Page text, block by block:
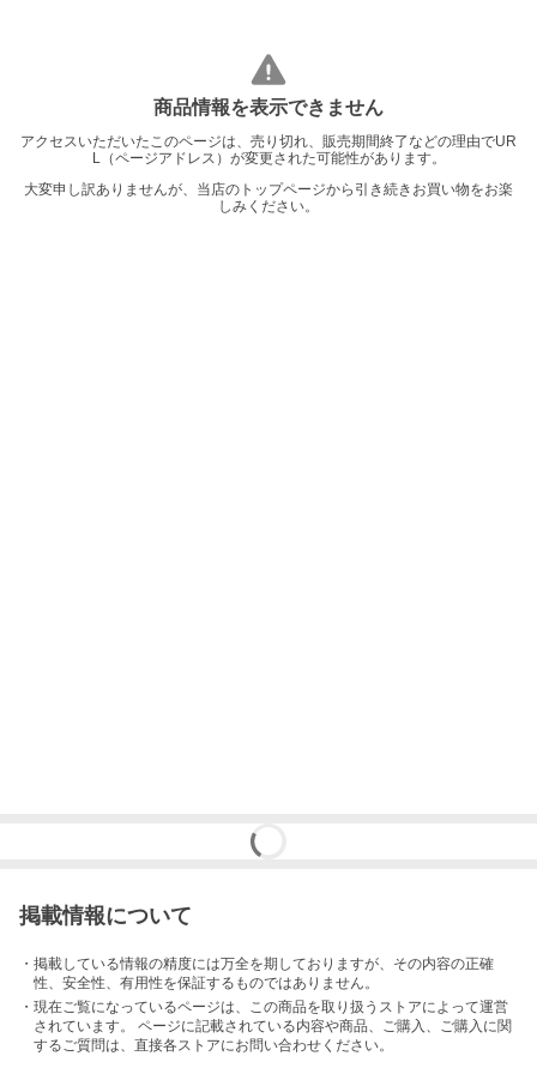
商品情報を表示できません
アクセスいただいたこのページは、売り切れ、販売期間終了などの理由でUR
L（ページアドレス）が変更された可能性があります。
大変申し訳ありませんが、当店のトップページから引き続きお買い物をお楽
しみください。
掲載情報について
・掲載している情報の精度には万全を期しておりますが、その内容の正確
性、安全性、有用性を保証するものではありません。
・現在ご覧になっているページは、この商品を取り扱うストアによって運営
されています。 ページに記載されている内容や商品、ご購入 、ご購入に関
するご質問は、直接各ストアにお問い合わせください。